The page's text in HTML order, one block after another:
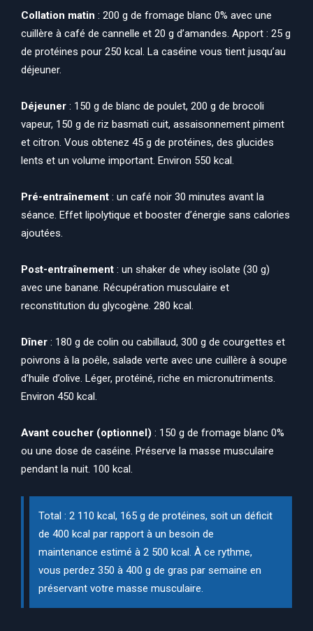
Collation matin : 200 g de fromage blanc 0% avec une
cuillère à café de cannelle et 20 g d’amandes. Apport : 25 g
de protéines pour 250 kcal. La caséine vous tient jusqu’au
déjeuner.
Déjeuner : 150 g de blanc de poulet, 200 g de brocoli
vapeur, 150 g de riz basmati cuit, assaisonnement piment
et citron. Vous obtenez 45 g de protéines, des glucides
lents et un volume important. Environ 550 kcal.
Pré-entraînement : un café noir 30 minutes avant la
séance. Effet lipolytique et booster d’énergie sans calories
ajoutées.
Post-entraînement : un shaker de whey isolate (30 g)
avec une banane. Récupération musculaire et
reconstitution du glycogène. 280 kcal.
Dîner : 180 g de colin ou cabillaud, 300 g de courgettes et
poivrons à la poêle, salade verte avec une cuillère à soupe
d’huile d’olive. Léger, protéiné, riche en micronutriments.
Environ 450 kcal.
Avant coucher (optionnel) : 150 g de fromage blanc 0%
ou une dose de caséine. Préserve la masse musculaire
pendant la nuit. 100 kcal.
Total : 2 110 kcal, 165 g de protéines, soit un déficit
de 400 kcal par rapport à un besoin de
maintenance estimé à 2 500 kcal. À ce rythme,
vous perdez 350 à 400 g de gras par semaine en
préservant votre masse musculaire.